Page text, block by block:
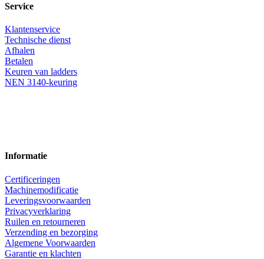
Service
Klantenservice
Technische dienst
Afhalen
Betalen
Keuren van ladders
NEN 3140-keuring
Informatie
Certificeringen
Machinemodificatie
Leveringsvoorwaarden
Privacyverklaring
Ruilen en retourneren
Verzending en bezorging
Algemene Voorwaarden
Garantie en klachten